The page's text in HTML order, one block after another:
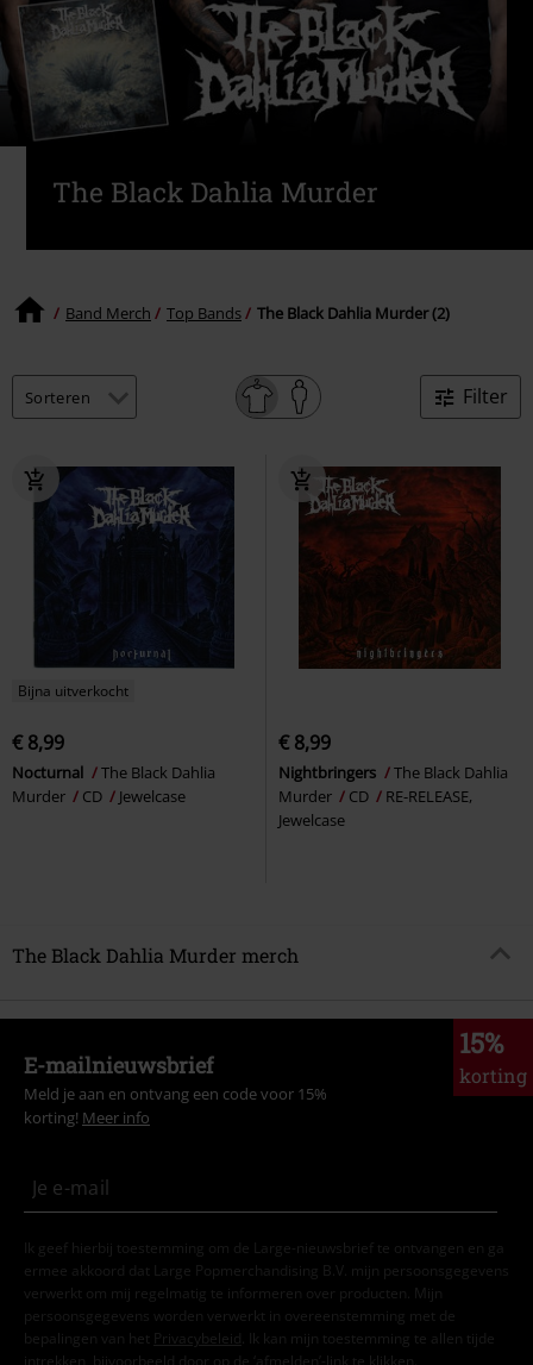
The Black Dahlia Murder
Band Merch Top Bands The Black Dahlia Murder (2)
Filter
Bijna uitverkocht
€ 8,99
Nocturnal
The Black Dahlia
Murder
CD Jewelcase
€ 8,99
Nightbringers
The Black Dahlia
Murder
CD
RE-RELEASE,
Jewelcase
The Black Dahlia Murder merch
15%
korting
E-mailnieuwsbrief
Meld je aan en ontvang een code voor 15%
korting! Meer info
Ik geef hierbij toestemming om de Large-nieuwsbrief te ontvangen en ga
ermee akkoord dat Large Popmerchandising B.V. mijn persoonsgegevens
verwerkt om mij regelmatig te informeren over producten. Mijn
persoonsgegevens worden verwerkt in overeenstemming met de
bepalingen van het
Privacybeleid . Ik kan mijn toestemming te allen tijde
intrekken, bijvoorbeeld door op de ‘afmelden’-link te klikken.